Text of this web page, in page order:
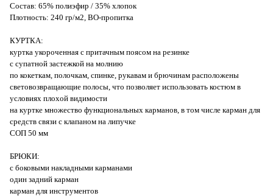
Состав: 65% полиэфир / 35% хлопок
Плотность: 240 гр/м2, ВО-пропитка
КУРТКА:
куртка укороченная с притачным поясом на резинке
с супатной застежкой на молнию
по кокеткам, полочкам, спинке, рукавам и брючинам расположены
световозвращающие полосы, что позволяет использовать костюм в
условиях плохой видимости
на куртке множество функциональных карманов, в том числе карман для
средств связи с клапаном на липучке
СОП 50 мм
БРЮКИ:
с боковыми накладными карманами
один задний карман
карман для инструментов